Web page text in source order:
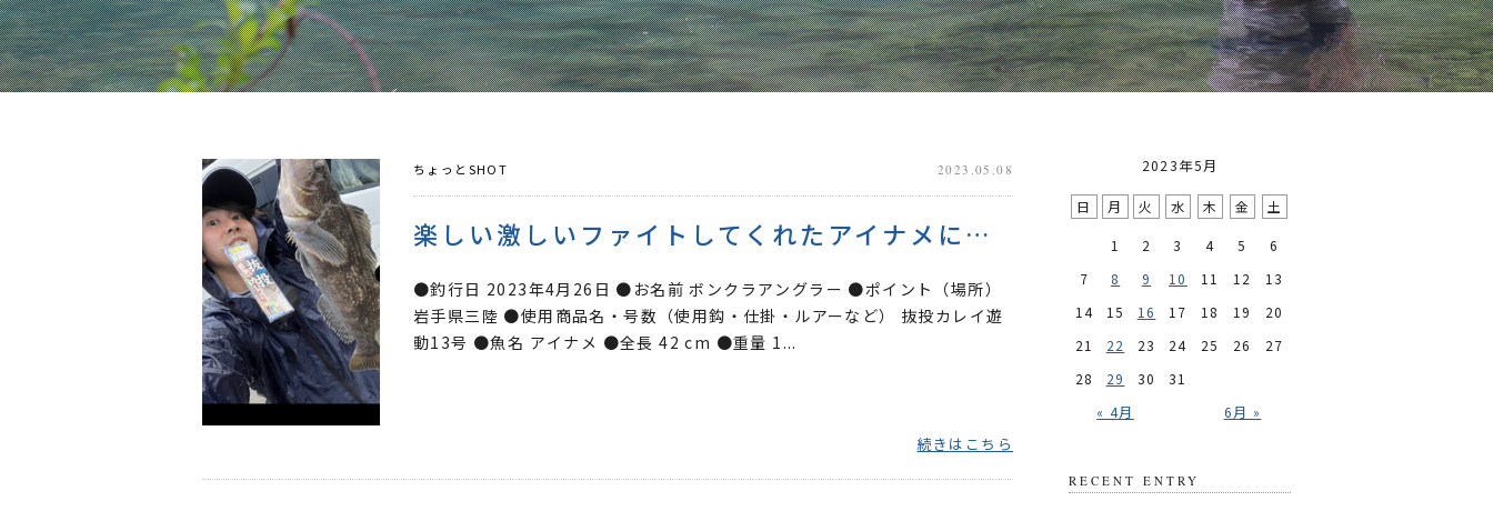
ちょっとSHOT 2023.05.08
楽しい激しいファイトしてくれたアイナメに感謝！
●釣行日 2023年4月26日 ●お名前 ボンクラアングラー ●ポイント（場所）
岩手県三陸 ●使用商品名・号数（使用鈎・仕掛・ルアーなど） 抜投カレイ遊
動13号 ●魚名 アイナメ ●全長 42 cm ●重量 1...
続きはこちら
2023年5月
日 月 火 水 木 金 土
« 4月 6月 »
1 2 3 4 5
6
7
8 9 10 11 12
13
14
15 16 17 18 19
20
21
22 23 24 25 26
27
28
29 30 31
RECENT ENTRY